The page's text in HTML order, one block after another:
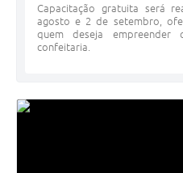
Capacitação gratuita será
agosto e 2 de setembro,
quem deseja empreender
confeitaria.